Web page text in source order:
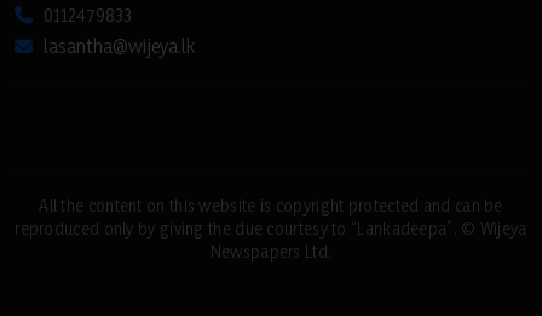
0112479833
lasantha@wijeya.lk
All the content on this website is copyright protected and can be
reproduced only by giving the due courtesy to “Lankadeepa”. © Wijeya
Newspapers Ltd.